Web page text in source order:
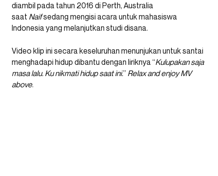
diambil pada tahun 2016 di Perth, Australia
saat Naifsedang mengisi acara untuk mahasiswa
Indonesia yang melanjutkan studi disana.
Video klip ini secara keseluruhan menunjukan untuk santai
menghadapi hidup dibantu dengan liriknya “Kulupakan saja
masa lalu. Ku nikmati hidup saat ini.” Relax andenjoy MV
above.